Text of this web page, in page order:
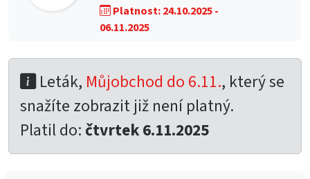
Platnost: 24.10.2025 -
06.11.2025
Leták, Můjobchod do 6.11., který se
snažíte zobrazit již není platný.
Platil do: čtvrtek 6.11.2025